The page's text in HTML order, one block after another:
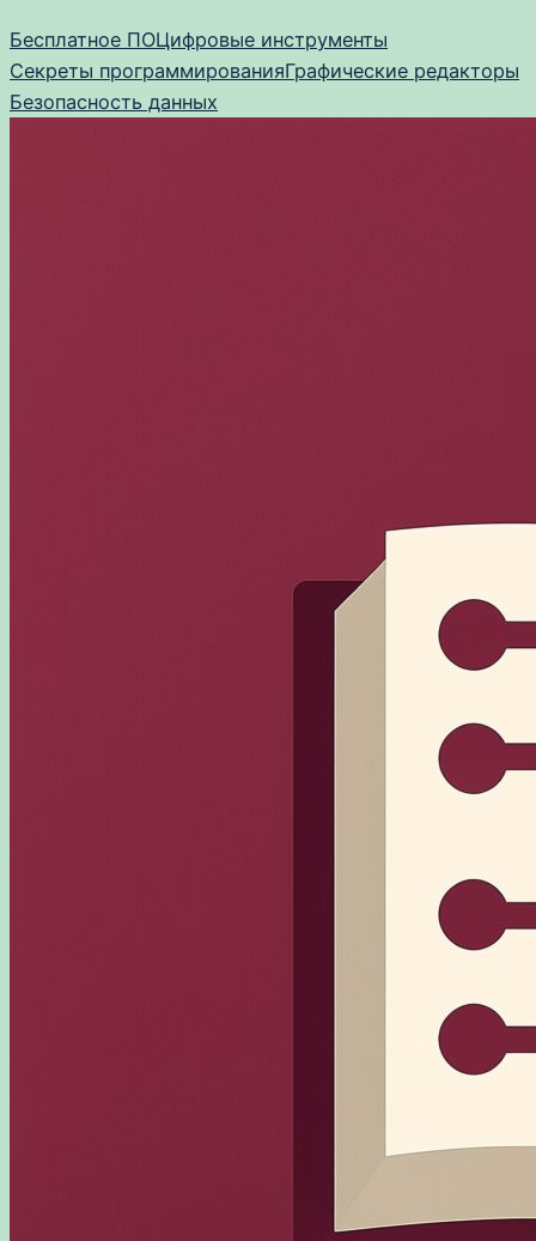
к
содержимому
Бесплатное ПОЦифровые инструменты
Секреты программированияГрафические редакторы
Безопасность данных